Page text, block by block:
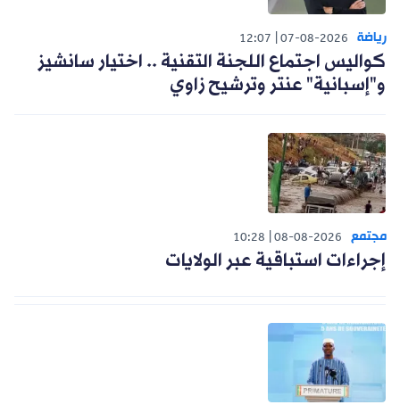
رياضة 07-08-2026
12:07
كواليس اجتماع اللجنة التقنية .. اختيار سانشيز
و"إسبانية" عنتر وترشيح زاوي
مجتمع 08-08-2026
10:28
إجراءات استباقية عبر الولايات